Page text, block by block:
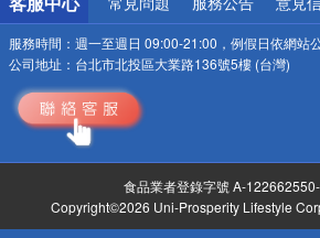
服務時間： 週一至週日 09:00-21:00，例假日依網站
公司地址： 台北市北投區大業路136號5樓 (台灣)
食品業者登錄字號 A-
Copyright©2026 Uni-Prosperity Lifestyle